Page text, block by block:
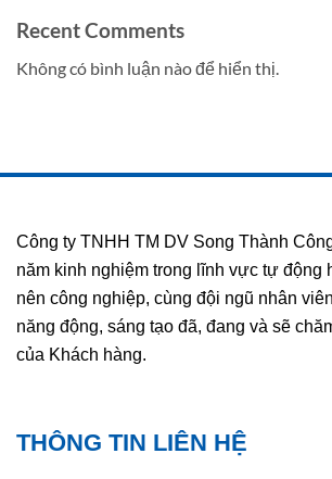
Recent Comments
Không có bình luận nào để hiển thị.
Công ty TNHH TM DV Song Thành
năm kinh nghiệm trong lĩnh vực tự động
nên công nghiệp, cùng đội ngũ nhân
năng động, sáng tạo đã, đang và sẽ
của Khách hàng.
THÔNG TIN LIÊN HỆ